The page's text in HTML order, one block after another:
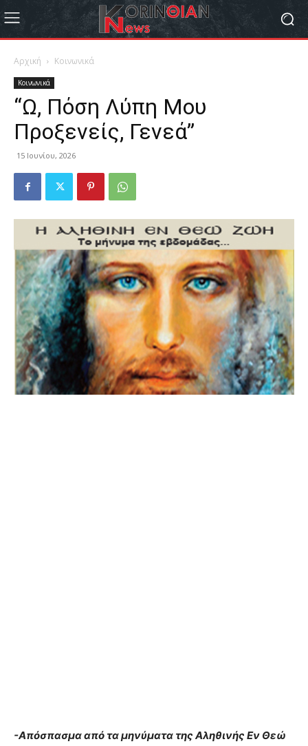
Αρχική Κοινωνικά
Κοινωνικά
“Ω, Πόση Λύπη Μου
Προξενείς, Γενεά”
15 Ιουνίου, 2026
-Απόσπασμα από τα μηνύματα της Αληθινής Εν Θεώ